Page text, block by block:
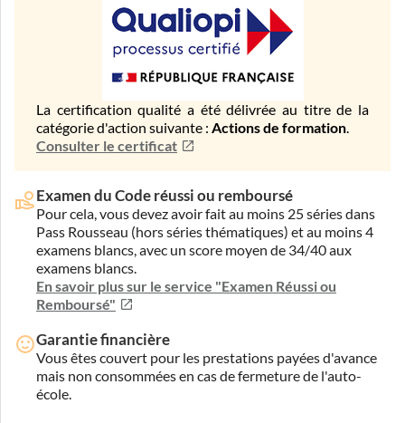
La certification qualité a été délivrée au titre de la
catégorie d'action suivante : Actions de formation.
Consulter le certificat
Examen du Code réussi ou remboursé
Pour cela, vous devez avoir fait au moins 25 séries dans
Pass Rousseau (hors séries thématiques) et au moins 4
examens blancs, avec un score moyen de 34/40 aux
examens blancs.
En savoir plus sur le service "Examen Réussi ou
Remboursé"
Garantie financière
Vous êtes couvert pour les prestations payées d'avance
mais non consommées en cas de fermeture de l'auto-
école.